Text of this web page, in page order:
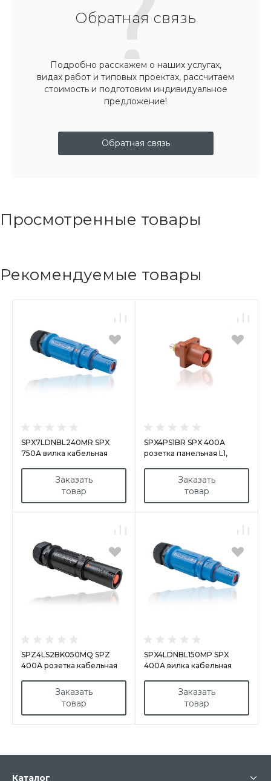
Обратная связь
Подробно расскажем о наших услугах,
видах работ и типовых проектах, рассчитаем
стоимость и подготовим индивидуальное
предложение!
Обратная связь
Просмотренные товары
Рекомендуемые товары
SPX7LDNBL240MR SPX
750А вилка кабельная
Заказать
товар
SPX4PS1BR SPX 400А
розетка панельная L1,
Заказать
товар
SPZ4LS2BK050MQ SPZ
400А розетка кабельная
Заказать
товар
SPX4LDNBL150MP SPX
400А вилка кабельная
Заказать
товар
Каталог